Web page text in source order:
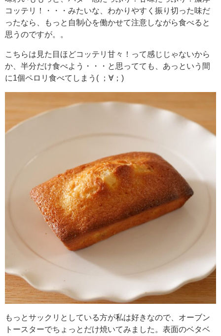
コッテリ！・・・みたいな、わかりやすく振り切った味だ
ったなら、もっと自制心を働かせて注意しながら食べると
思うのですが。。
こちらは見た目ほどコッテリ甘々！って感じじゃないから
か、半分だけ食べよう・・・と思ってても、あっという間
に1個ペロリ食べてしまう( ；∀；)
もっとサックリとしている方が私は好きなので、オーブン
トースターでちょっとだけ焼いてみました。表面のベタベ